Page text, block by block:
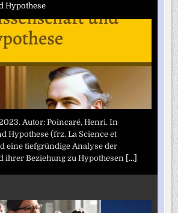
Hypothese
Autor: Poincaré, Henri. In
Hypothese (frz. La Science et
eine tiefgründige Analyse der
ihrer Beziehung zu Hypothesen [...]